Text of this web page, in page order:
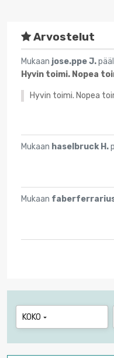
Arvostelut
Mukaan jose.ppe J.
Hyvin toimi. Nopea
Hyvin toimi. Nopea
Mukaan haselbruck H.
Mukaan
KOKO 